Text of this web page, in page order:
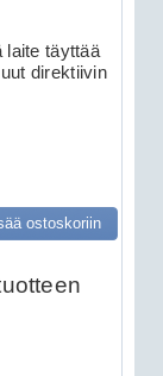
laite täyttää
direktiivin
ostoskoriin